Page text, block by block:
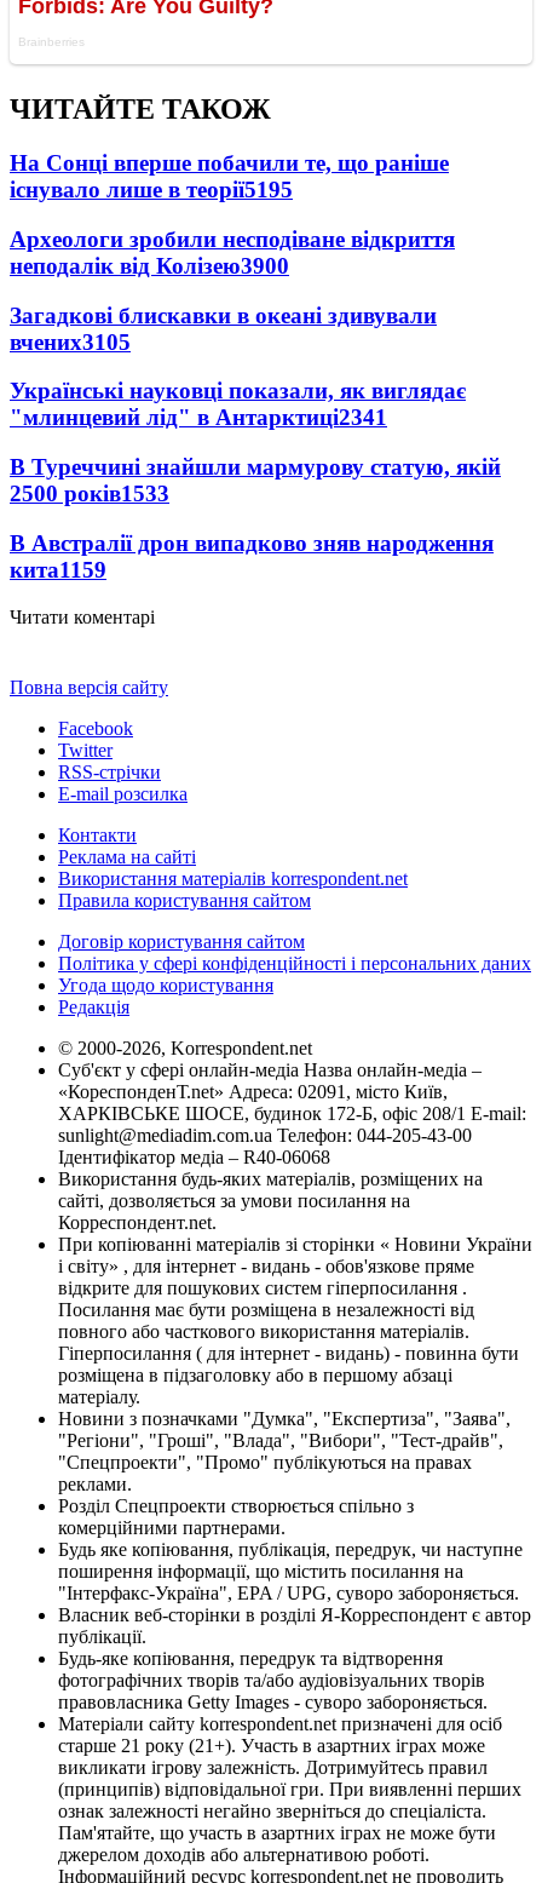
ЧИТАЙТЕ ТАКОЖ
На Сонці вперше побачили те, що раніше
існувало лише в теорії5195
Археологи зробили несподіване відкриття
неподалік від Колізею3900
Загадкові блискавки в океані здивували
вчених3105
Українські науковці показали, як виглядає
"млинцевий лід" в Антарктиці2341
В Туреччині знайшли мармурову статую, якій
2500 років1533
В Австралії дрон випадково зняв народження
кита1159
Читати коментарі
Повна версія сайту
Facebook
Twitter
RSS-стрічки
E-mail розсилка
Контакти
Реклама на сайті
Використання матеріалів korrespondent.net
Правила користування сайтом
Договір користування сайтом
Політика у сфері конфіденційності і персональних даних
Угода щодо користування
Редакція
© 2000-2026, Korrespondent.net
Суб'єкт у сфері онлайн-медіа Назва онлайн-медіа –
«КореспонденТ.net» Адреса: 02091, місто Київ,
ХАРКІВСЬКЕ ШОСЕ, будинок 172-Б, офіс 208/1 E-mail:
sunlight@mediadim.com.ua Телефон: 044-205-43-00
Ідентифікатор медіа – R40-06068
Використання будь-яких матеріалів, розміщених на
сайті, дозволяється за умови посилання на
Корреспондент.net.
При копіюванні матеріалів зі сторінки « Новини України
і світу» , для інтернет - видань - обов'язкове пряме
відкрите для пошукових систем гіперпосилання .
Посилання має бути розміщена в незалежності від
повного або часткового використання матеріалів.
Гіперпосилання ( для інтернет - видань) - повинна бути
розміщена в підзаголовку або в першому абзаці
матеріалу.
Новини з позначками "Думка", "Експертиза", "Заява",
"Регіони", "Гроші", "Влада", "Вибори", "Тест-драйв",
"Спецпроекти", "Промо" публікуються на правах
реклами.
Розділ Спецпроекти створюється спільно з
комерційними партнерами.
Будь яке копіювання, публікація, передрук, чи наступне
поширення інформації, що містить посилання на
"Інтерфакс-Україна", EPA / UPG, суворо забороняється.
Власник веб-сторінки в розділі Я-Корреспондент є автор
публікації.
Будь-яке копіювання, передрук та відтворення
фотографічних творів та/або аудіовізуальних творів
правовласника Getty Images - суворо забороняється.
Матеріали сайту korrespondent.net призначені для осіб
старше 21 року (21+). Участь в азартних іграх може
викликати ігрову залежність. Дотримуйтесь правил
(принципів) відповідальної гри. При виявленні перших
ознак залежності негайно зверніться до спеціаліста.
Пам'ятайте, що участь в азартних іграх не може бути
джерелом доходів або альтернативою роботі.
Інформаційний ресурс korrespondent.net не проводить